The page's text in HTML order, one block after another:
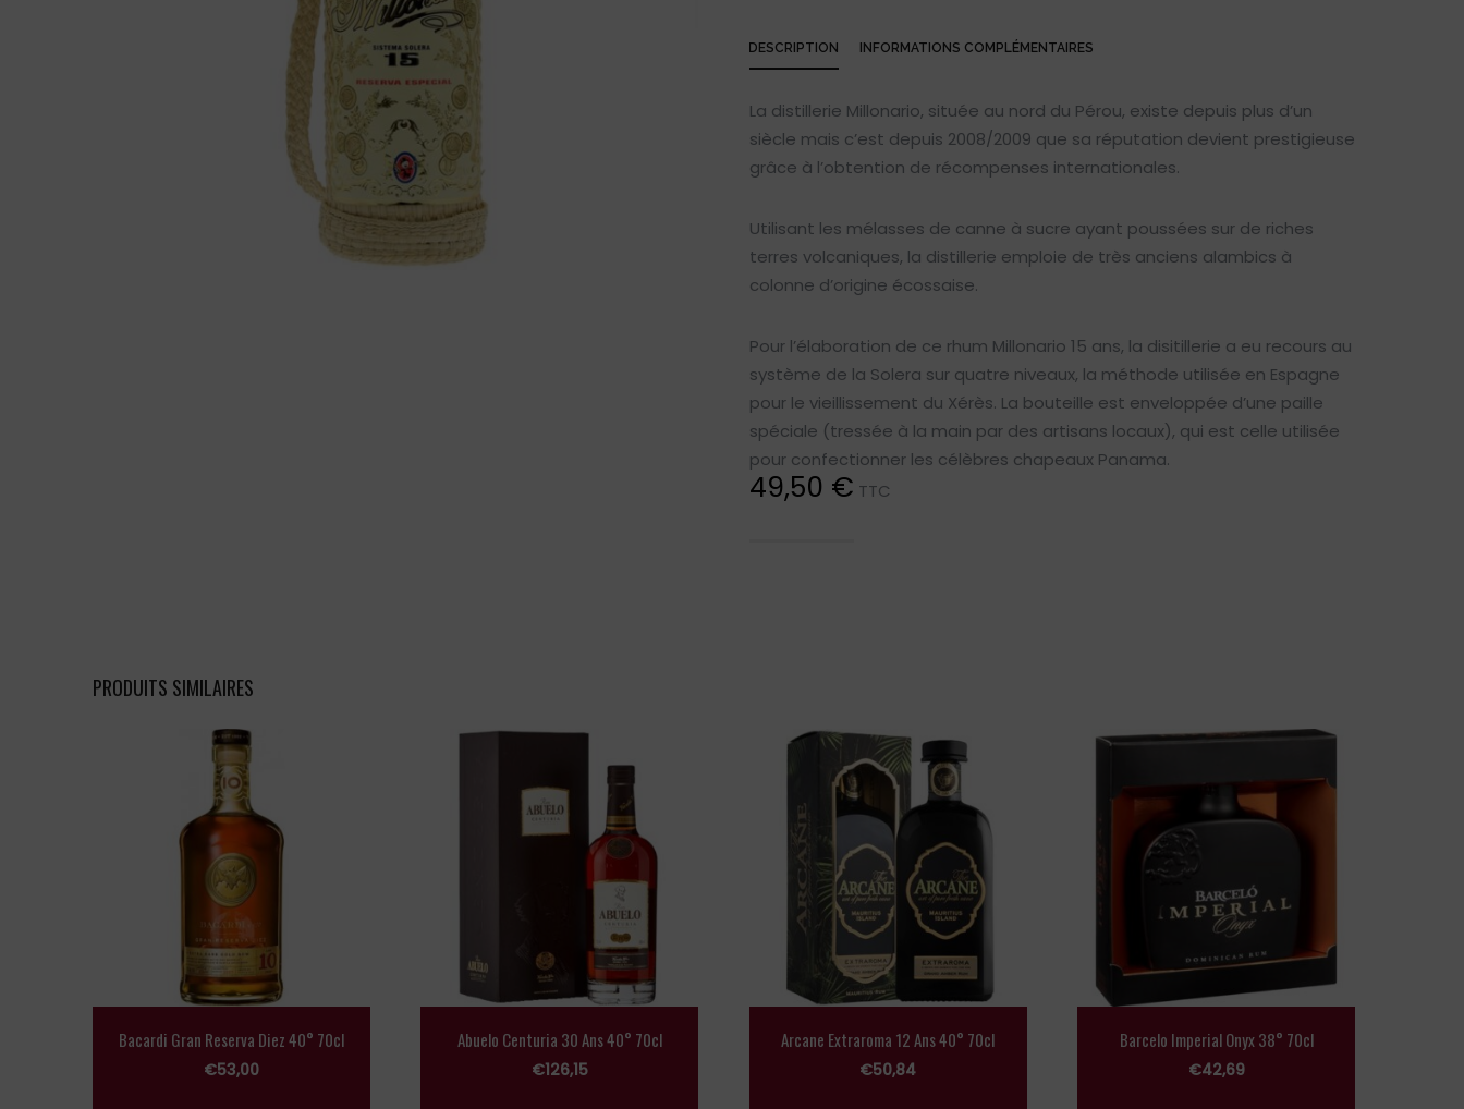
DESCRIPTION INFORMATIONS COMPLÉMENTAIRES
La distillerie Millonario, située au nord du Pérou, existe depuis plus d’un
siècle mais c’est depuis 2008/2009 que sa réputation devient prestigieuse
grâce à l’obtention de récompenses internationales.
Utilisant les mélasses de canne à sucre ayant poussées sur de riches
terres volcaniques, la distillerie emploie de très anciens alambics à
colonne d’origine écossaise.
Pour l’élaboration de ce rhum Millonario 15 ans, la disitillerie a eu recours au
système de la Solera sur quatre niveaux, la méthode utilisée en Espagne
pour le vieillissement du Xérès. La bouteille est enveloppée d’une paille
spéciale (tressée à la main par des artisans locaux), qui est celle utilisée
pour confectionner les célèbres chapeaux Panama.
49,50 € TTC
PRODUITS SIMILAIRES
Bacardi Gran Reserva Diez 40° 70cl
€53,00
Abuelo Centuria 30 Ans 40° 70cl
€126,15
Arcane Extraroma 12 Ans 40° 70cl
€50,84
Barcelo Imperial Onyx 38° 70cl
€42,69